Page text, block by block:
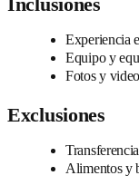
Experiencia
Equipo y
Fotos y
Exclusiones
Alimentos y